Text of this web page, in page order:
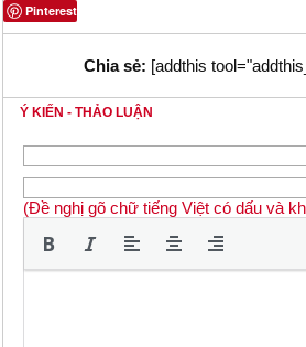
Pinterest
Chia sẻ: [addthis
Ý KIẾN - THẢO LUẬN
(Đề nghị gõ chữ tiếng Việt có dấu và